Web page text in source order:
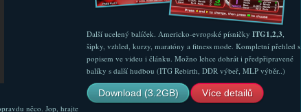
něco. Jop, hrajte
Další ucelený balíček. Americko-evropské písničky ITG1,2,3,
šipky, vzhled, kurzy, maratóny a fitness mode. Kompletní přehled s
popisem ve videu i článku. Možno lehce dohrát i předpřipravené
balíky s další hudbou (ITG Rebirth, DDR výbeř, MLP výběr..)
Download (3.2GB) Více detailů